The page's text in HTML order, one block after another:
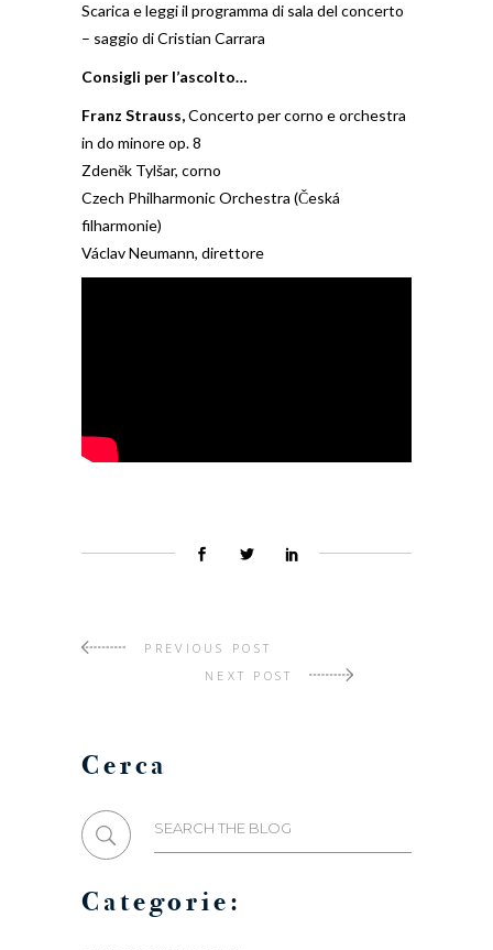
Scarica e leggi il programma di sala del concerto
– saggio di Cristian Carrara
Consigli per l’ascolto…
Franz Strauss,Concerto per corno e orchestra
in do minore op. 8
Zdeněk Tylšar, corno
Czech Philharmonic Orchestra (Česká
filharmonie)
Václav Neumann, direttore
PREVIOUS POST
NEXT POST
Cerca
Search
for:
Categorie: